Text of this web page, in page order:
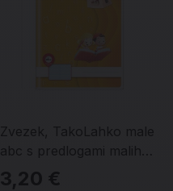
Zvezek, TakoLahko male
abc s predlogami malih
črk, A4, 40-listni
3,20 €